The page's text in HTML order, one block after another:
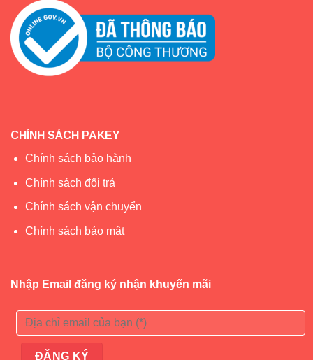
CHÍNH SÁCH PAKEY
Chính sách bảo hành
Chính sách đổi trả
Chính sách vận chuyển
Chính sách bảo mật
Nhập Email đăng ký nhận khuyến mãi